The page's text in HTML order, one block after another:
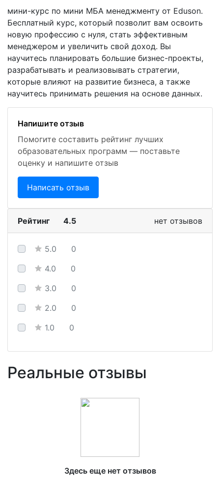
мини-курс по мини МБА менеджменту от Eduson.
Бесплатный курс, который позволит вам освоить
новую профессию с нуля, стать эффективным
менеджером и увеличить свой доход. Вы
научитесь планировать большие бизнес-проекты,
разрабатывать и реализовывать стратегии,
которые влияют на развитие бизнеса, а также
научитесь принимать решения на основе данных.
Напишите отзыв
Помогите составить рейтинг лучших
образовательных программ — поставьте
оценку и напишите отзыв
Написать отзыв
Рейтинг 4.5 нет отзывов
5.0
0
4.0
0
3.0
0
2.0
0
1.0
0
Реальные отзывы
Здесь еще нет отзывов